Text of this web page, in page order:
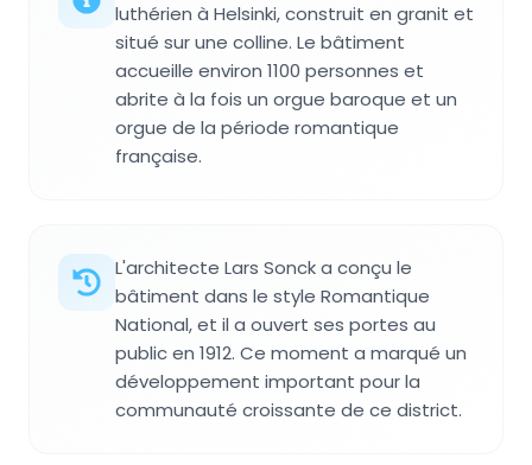
luthérien à Helsinki, construit en granit et
situé sur une colline. Le bâtiment
accueille environ 1100 personnes et
abrite à la fois un orgue baroque et un
orgue de la période romantique
française.
L'architecte Lars Sonck a conçu le
bâtiment dans le style Romantique
National, et il a ouvert ses portes au
public en 1912. Ce moment a marqué un
développement important pour la
communauté croissante de ce district.